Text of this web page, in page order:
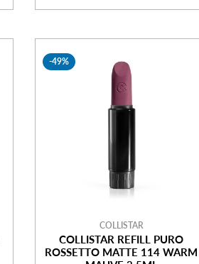
-49%
COLLISTAR
COLLISTAR REFILL PURO
ROSSETTO MATTE 114 WARM